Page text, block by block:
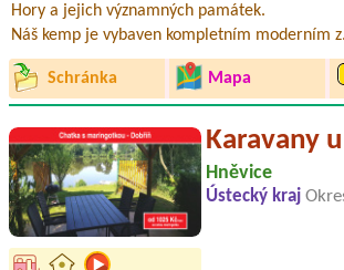
Hory a jejich významných památek.
Náš kemp je vybaven kompletním moderním
Schránka Mapa
Karavany
Hněvice
Ústecký kraj